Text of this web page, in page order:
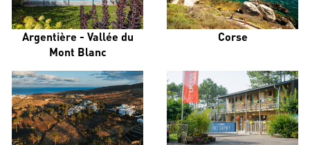
Argentière - Vallée du
Mont Blanc
Corse